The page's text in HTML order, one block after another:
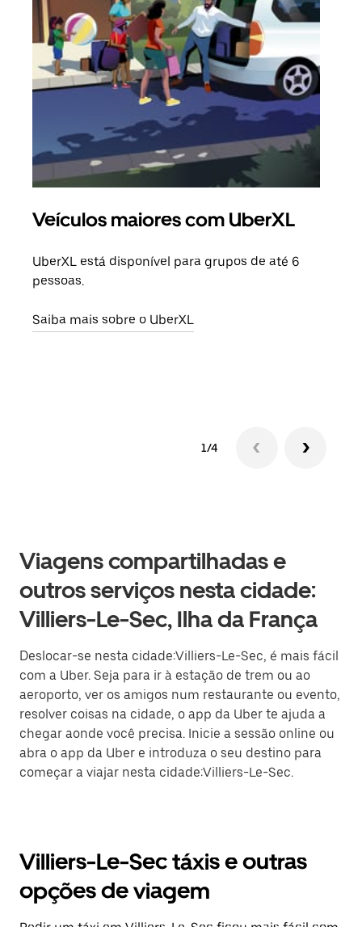
Veículos maiores com UberXL
UberXL está disponível para grupos de até 6
pessoas.
Saiba mais sobre o UberXL
1/4
Viagens compartilhadas e
outros serviços nesta cidade:
Villiers-Le-Sec, Ilha da França
Deslocar-se nesta cidade:Villiers-Le-Sec, é mais fácil
com a Uber. Seja para ir à estação de trem ou ao
aeroporto, ver os amigos num restaurante ou evento,
resolver coisas na cidade, o app da Uber te ajuda a
chegar aonde você precisa. Inicie a sessão online ou
abra o app da Uber e introduza o seu destino para
começar a viajar nesta cidade:Villiers-Le-Sec.
Villiers-Le-Sec táxis e outras
opções de viagem